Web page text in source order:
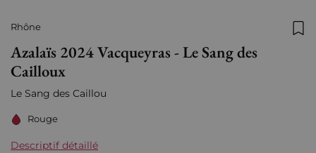
Rhône
Azalaïs 2024 Vacqueyras - Le Sang des
Cailloux
Le Sang des Caillou
Rouge
Descriptif détaillé